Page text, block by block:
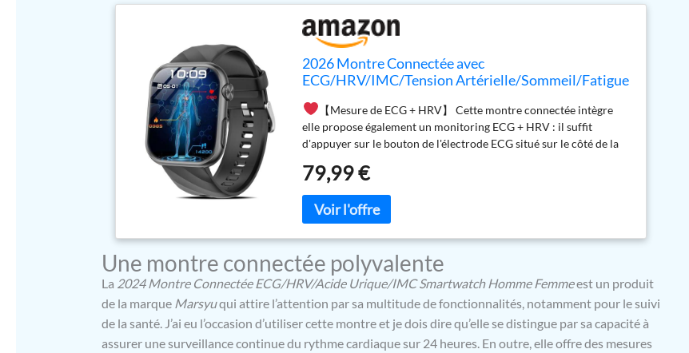
2026 Montre Connectée avec
ECG/HRV/IMC/Tension Artérielle/Sommeil/Fatigue
【Mesure de ECG + HRV】 Cette montre connectée intègre
elle propose également un monitoring ECG + HRV : il suffit
d'appuyer sur le bouton de l'électrode ECG situé sur le côté de la
secondes, afin de détecter d’éventuelles irrégularités cardiaques.
Le suivi continu de la HRV évalue quant à lui votre niveau de stress
et votre récupération physique.
Display】Cette montre connectée fitness est équipée d’un écran
AMOLED HD de 1,97 pouce (390×450 pixels) avec des couleurs
vives et des images ultra-nettes.Vous pouvez également
personnaliser votre cadran pour créer votre propre style.Grâce à
l’affichage permanence (AOD),l’heure reste visible en permanence,
même en mode veille.Le verre robuste 2,5D rend l’écran résistant
aux rayures et assure une utilisation élégante et confortable —
idéal pour la vie quotidienne et les activités sportives.La montre
79,99 €
Une montre connectée polyvalente
La 2024 Montre Connectée ECG/HRV/Acide Urique/IMC Smartwatch Homme Femmeest un produit
de la marque Marsyuqui attire l’attention par sa multitude de fonctionnalités, notamment pour le suivi
de la santé. J’ai eu l’occasion d’utiliser cette montre et je dois dire qu’elle se distingue par sa capacité à
assurer une surveillance continue du rythme cardiaque sur 24 heures. En outre, elle offre des mesures